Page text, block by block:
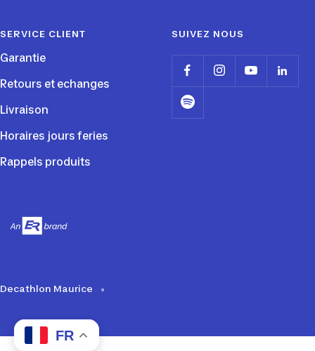
SERVICE CLIENT
Garantie
Retours et echanges
Livraison
Horaires jours feries
Rappels produits
SUIVEZ NOUS
Decathlon Maurice
FR